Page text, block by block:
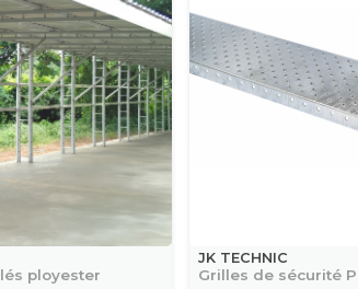
ployester
JK TECHNIC
Grilles de sécurité